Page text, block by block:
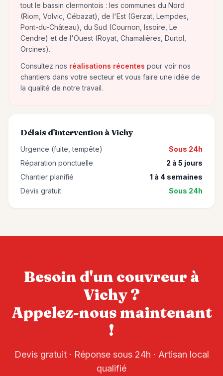
tout le bassin clermontois : les communes du Nord
(Riom, Volvic, Cébazat), de l'Est (Gerzat, Lempdes,
Pont-du-Château), du Sud (Cournon, Issoire, Le
Cendre) et de l'Ouest (Royat, Chamalières, Durtol,
Orcines).
Consultez nos réalisations récentes pour voir nos
chantiers dans votre secteur et vous faire une idée de
la qualité de notre travail.
Délais d'intervention àVichy
Urgence (fuite, tempête)
Sous 24h
Réparation ponctuelle
2 à 5 jours
Chantier planifié
1 à 4 semaines
Devis gratuit
Sous 24h
Besoin d'un couvreur à
Vichy?
Appelez-nous maintenant
!
Devis gratuit · Réponse sous 24h · Artisan local
qualifié